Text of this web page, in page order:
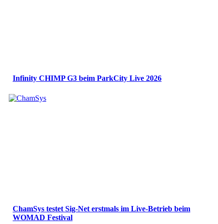
Infinity CHIMP G3 beim ParkCity Live 2026
ChamSys testet Sig-Net erstmals im Live-Betrieb beim
WOMAD Festival